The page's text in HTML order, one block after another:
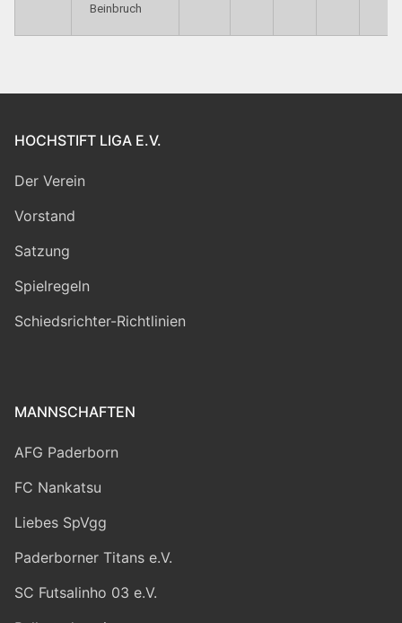
Beinbruch
HOCHSTIFT LIGA E.V.
Der Verein
Vorstand
Satzung
Spielregeln
Schiedsrichter-Richtlinien
MANNSCHAFTEN
AFG Paderborn
FC Nankatsu
Liebes SpVgg
Paderborner Titans e.V.
SC Futsalinho 03 e.V.